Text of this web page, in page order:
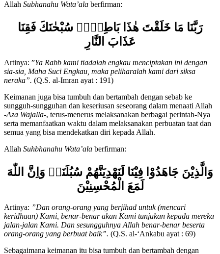
رَبَّنَا مَا خَلَقْتَ هٰذَا بَاطِلًاۚ سُبْحٰنَكَ فَقِنَا
عَذَابَ النَّارِ
Artinya: ”Ya Rabb kami tiadalah engkau menciptakan ini dengan
sia-sia, Maha Suci Engkau, maka peliharalah kami dari siksa
Keimanan juga bisa tumbuh dan bertambah dengan sebab ke
sungguh-sungguhan dan keseriusan seseorang dalam menaati Allah
-Aza Wajalla-, terus-menerus melaksanakan berbagai perintah-Nya
serta memanfaatkan waktu dalam melaksanakan perbuatan taat dan
وَالَّذِيْنَ جَاهَدُوْا فِيْنَا لَنَهْدِيَنَّهُمْ سُبُلَنَاۗ وَاِنَّ اللّٰهَ
لَمَعَ الْمُحْسِنِيْنَ
Artinya:”Dan orang-orang yang berjihad untuk (mencari
keridhaan) Kami, benar-benar akan Kami tunjukan kepada mereka
jalan-jalan Kami. Dan sesungguhnya Allah benar-benar beserta